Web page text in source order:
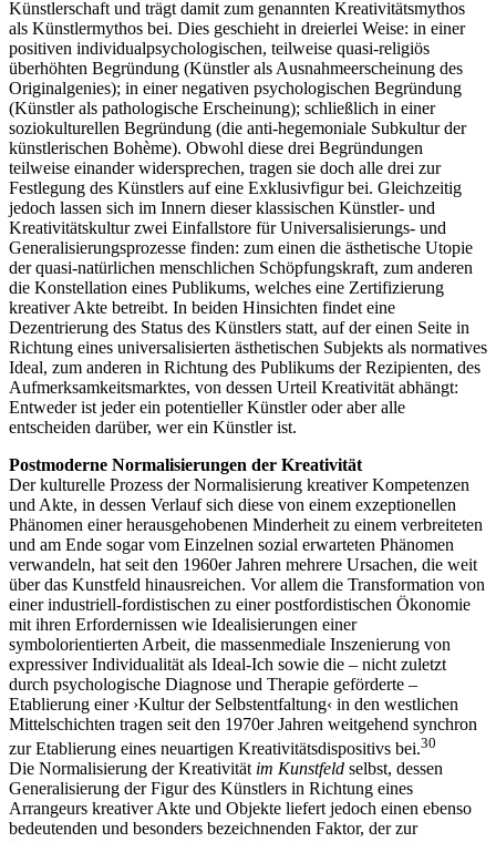
Künstlerschaft und trägt damit zum genannten Kreativitätsmythos
als Künstlermythos bei. Dies geschieht in dreierlei Weise: in einer
positiven individualpsychologischen, teilweise quasi-religiös
überhöhten Begründung (Künstler als Ausnahmeerscheinung des
Originalgenies); in einer negativen psychologischen Begründung
(Künstler als pathologische Erscheinung); schließlich in einer
soziokulturellen Begründung (die anti-hegemoniale Subkultur der
künstlerischen Bohème). Obwohl diese drei Begründungen
teilweise einander widersprechen, tragen sie doch alle drei zur
Festlegung des Künstlers auf eine Exklusivfigur bei. Gleichzeitig
jedoch lassen sich im Innern dieser klassischen Künstler- und
Kreativitätskultur zwei Einfallstore für Universalisierungs- und
Generalisierungsprozesse finden: zum einen die ästhetische Utopie
der quasi-natürlichen menschlichen Schöpfungskraft, zum anderen
die Konstellation eines Publikums, welches eine Zertifizierung
kreativer Akte betreibt. In beiden Hinsichten findet eine
Dezentrierung des Status des Künstlers statt, auf der einen Seite in
Richtung eines universalisierten ästhetischen Subjekts als normatives
Ideal, zum anderen in Richtung des Publikums der Rezipienten, des
Aufmerksamkeitsmarktes, von dessen Urteil Kreativität abhängt:
Entweder ist jeder ein potentieller Künstler oder aber alle
entscheiden darüber, wer ein Künstler ist.
Postmoderne Normalisierungen der Kreativität
Der kulturelle Prozess der Normalisierung kreativer Kompetenzen
und Akte, in dessen Verlauf sich diese von einem exzeptionellen
Phänomen einer herausgehobenen Minderheit zu einem verbreiteten
und am Ende sogar vom Einzelnen sozial erwarteten Phänomen
verwandeln, hat seit den 1960er Jahren mehrere Ursachen, die weit
über das Kunstfeld hinausreichen. Vor allem die Transformation von
einer industriell-fordistischen zu einer postfordistischen Ökonomie
mit ihren Erfordernissen wie Idealisierungen einer
symbolorientierten Arbeit, die massenmediale Inszenierung von
expressiver Individualität als Ideal-Ich sowie die – nicht zuletzt
durch psychologische Diagnose und Therapie geförderte –
Etablierung einer ›Kultur der Selbstentfaltung‹ in den westlichen
Mittelschichten tragen seit den 1970er Jahren weitgehend synchron
zur Etablierung eines neuartigen Kreativitätsdispositivs bei.30
Die Normalisierung der Kreativität im Kunstfeld selbst, dessen
Generalisierung der Figur des Künstlers in Richtung eines
Arrangeurs kreativer Akte und Objekte liefert jedoch einen ebenso
bedeutenden und besonders bezeichnenden Faktor, der zur